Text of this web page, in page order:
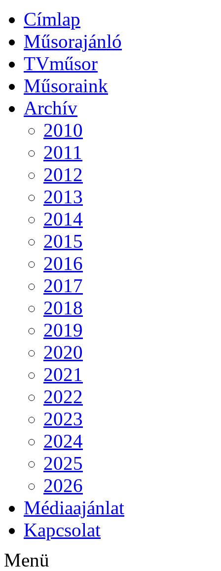
Címlap
Műsorajánló
TVműsor
Műsoraink
Archív
2010
2011
2012
2013
2014
2015
2016
2017
2018
2019
2020
2021
2022
2023
2024
2025
2026
Médiaajánlat
Kapcsolat
Menü